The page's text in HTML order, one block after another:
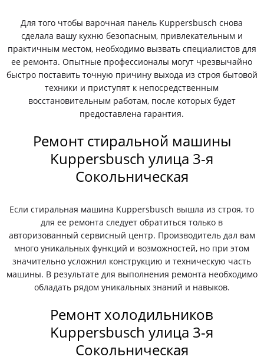
Для того чтобы варочная панель Kuppersbusch снова
сделала вашу кухню безопасным, привлекательным и
практичным местом, необходимо вызвать специалистов для
ее ремонта. Опытные профессионалы могут чрезвычайно
быстро поставить точную причину выхода из строя бытовой
техники и приступят к непосредственным
восстановительным работам, после которых будет
предоставлена гарантия.
Ремонт стиральной машины
Kuppersbusch улица 3-я
Сокольническая
Если стиральная машина Kuppersbusch вышла из строя, то
для ее ремонта следует обратиться только в
авторизованный сервисный центр. Производитель дал вам
много уникальных функций и возможностей, но при этом
значительно усложнил конструкцию и техническую часть
машины. В результате для выполнения ремонта необходимо
обладать рядом уникальных знаний и навыков.
Ремонт холодильников
Kuppersbusch улица 3-я
Сокольническая